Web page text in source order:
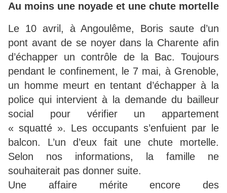
Au moins une noyade et une chute mortelle
Le 10 avril, à Angoulême, Boris saute d’un
pont avant de se noyer dans la Charente afin
d’échapper un contrôle de la Bac. Toujours
pendant le confinement, le 7 mai, à Grenoble,
un homme meurt en tentant d’échapper à la
police qui intervient à la demande du bailleur
social pour vérifier un appartement
« squatté ». Les occupants s’enfuient par le
balcon. L’un d’eux fait une chute mortelle.
Selon nos informations, la famille ne
souhaiterait pas donner suite.
Une affaire mérite encore des